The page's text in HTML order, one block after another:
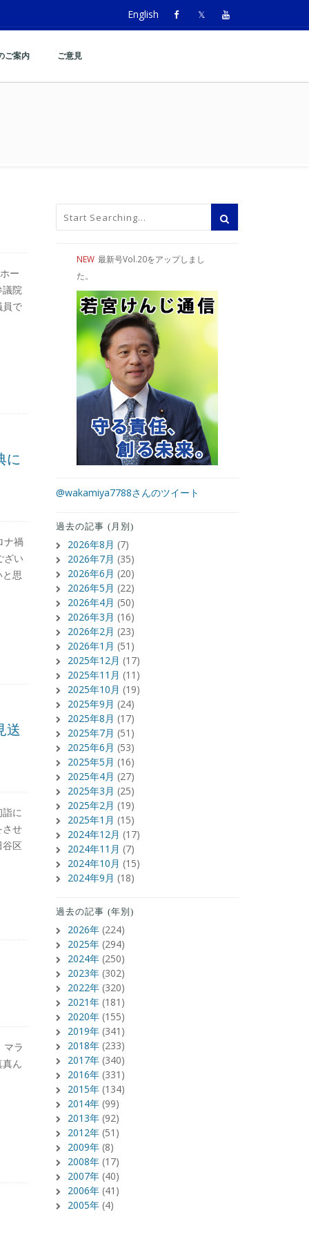
English
ご案内 ご意見
ー
議院
員で
に
ナ禍
ざい
思
送
に
させ
区
マラ
ん
NEW 最新号Vol.20をアップしまし
た。
@wakamiya7788さんのツイート
過去の記事 (月別)
2026年8月 (7)
2026年7月 (35)
2026年6月 (20)
2026年5月 (22)
2026年4月 (50)
2026年3月 (16)
2026年2月 (23)
2026年1月 (51)
2025年12月 (17)
2025年11月 (11)
2025年10月 (19)
2025年9月 (24)
2025年8月 (17)
2025年7月 (51)
2025年6月 (53)
2025年5月 (16)
2025年4月 (27)
2025年3月 (25)
2025年2月 (19)
2025年1月 (15)
2024年12月 (17)
2024年11月 (7)
2024年10月 (15)
2024年9月 (18)
過去の記事 (年別)
2026年 (224)
2025年 (294)
2024年 (250)
2023年 (302)
2022年 (320)
2021年 (181)
2020年 (155)
2019年 (341)
2018年 (233)
2017年 (340)
2016年 (331)
2015年 (134)
2014年 (99)
2013年 (92)
2012年 (51)
2009年 (8)
2008年 (17)
2007年 (40)
2006年 (41)
2005年 (4)